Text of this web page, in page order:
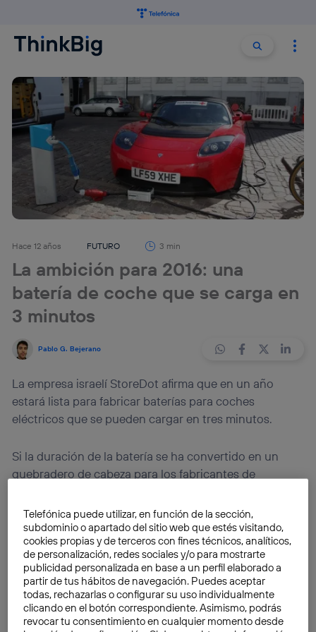
Buscar
Hace 12 años FUTURO 3 min
La ambición para 2016: una
batería de coche que se carga en
3 minutos
Pablo G. Bejerano
La empresa israelí StoreDot afirma que en un año
estará lista para fabricar baterías para coches
eléctricos que se pueden cargar en tres minutos.
Si la duración de la batería se ha convertido en un
quebradero de cabeza para los fabricantes de
otro reto. Si ya hablamos del coche eléctrico el
problema se dispara, pues este componente es el más
crítico de todo el vehículo. Tesla se emplea a fondo
para aumentar los casi 450 km de autonomía que
posee su Model S, mientras quesus estaciones de
carga rápida tardan 30 minutos en aportar la
energía suficiente para recorrer 275 km. La empresa
Telefónica puede utilizar, en función de la sección,
subdominio o apartado del sitio web que estés visitando,
cookies propias y de terceros con fines técnicos, analíticos,
de personalización, redes sociales y/o para mostrarte
publicidad personalizada en base a un perfil elaborado a
partir de tus hábitos de navegación. Puedes aceptar
todas, rechazarlas o configurar su uso individualmente
clicando en el botón correspondiente. Asimismo, podrás
revocar tu consentimiento en cualquier momento desde